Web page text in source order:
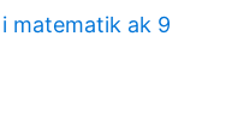
matematik ak 9